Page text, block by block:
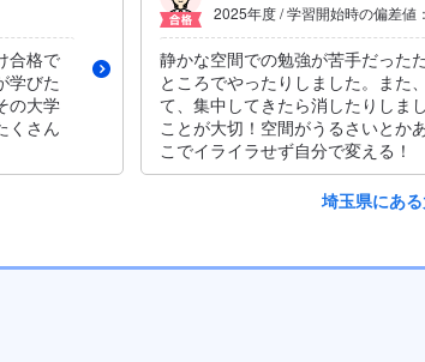
合格で
学びた
の大学
くさん
2025年度 / 学習開始時の偏差値
静かな空間での勉強が苦手だった
ところでやったりしました。また
て、集中してきたら消したりしま
ことが大切！空間がうるさいとか
こでイライラせず自分で変える！
埼玉県にあ